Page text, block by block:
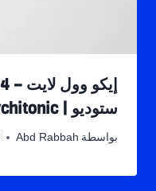
ستوديو | Architonic
بواسطة Abd Rabbah